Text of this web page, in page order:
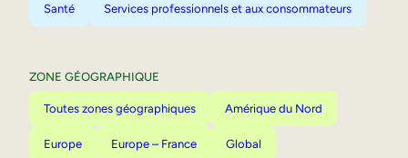
Santé Services professionnels et aux consommateurs
ZONE GÉOGRAPHIQUE
Toutes zones géographiques Amérique du Nord
Europe Europe – France Global